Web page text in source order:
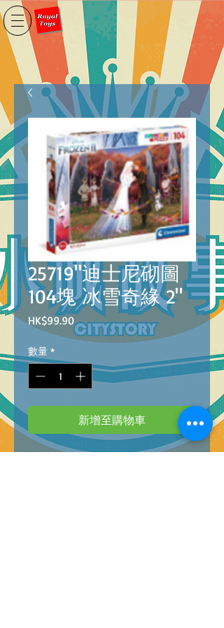
25719"迪士尼砌圖
104塊 冰雪奇緣 2"
HK$99.90價
格
數量 *
新增至購物車